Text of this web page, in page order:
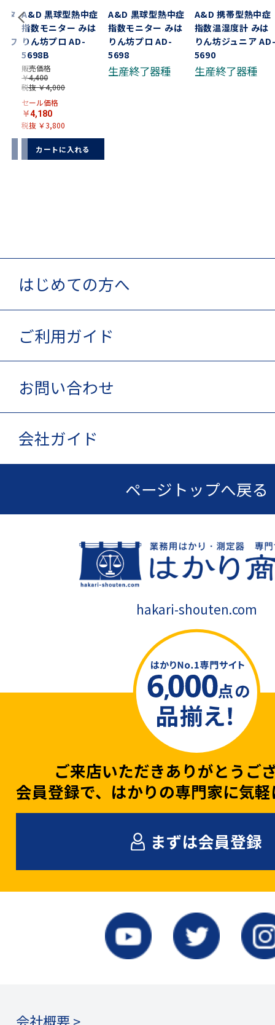
タ
ワ
A&D 黒球型熱中症
指数モニター みは
りん坊プロ AD-
5698B
販売価格
￥4,400
税抜 ￥4,000
セール価格
￥4,180
税抜 ￥3,800
カートに入れる
A&D 黒球型熱中症
指数モニター みは
りん坊プロ AD-
5698
生産終了器種
A&D 携帯型熱中症
指数温湿度計 みは
りん坊ジュニア
5690
生産終了器種
会社概要 >
ご来店いただきありがとうご
会員登録で、はかりの専門家に気
まずは会員登録
はじめての方へ
ご利用ガイド
お問い合わせ
会社ガイド
ページトップへ戻る
hakari-shouten.com